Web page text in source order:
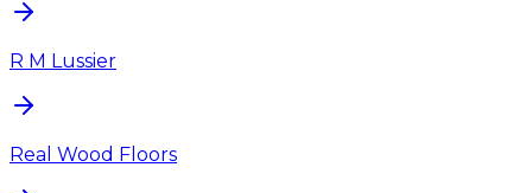
R M Lussier
Real Wood Floors